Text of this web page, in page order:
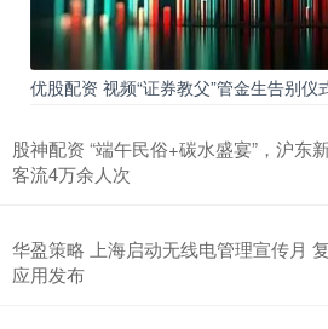
优股配资 视频“证券教父”管金生告别仪
股神配资 “端午民俗+碳水盛宴”，沪东
客流4万余人次
华盈策略 上海启动无线电管理宣传月
应用发布